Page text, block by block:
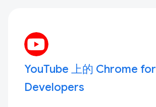
YouTube 上的 Chrome for
Developers